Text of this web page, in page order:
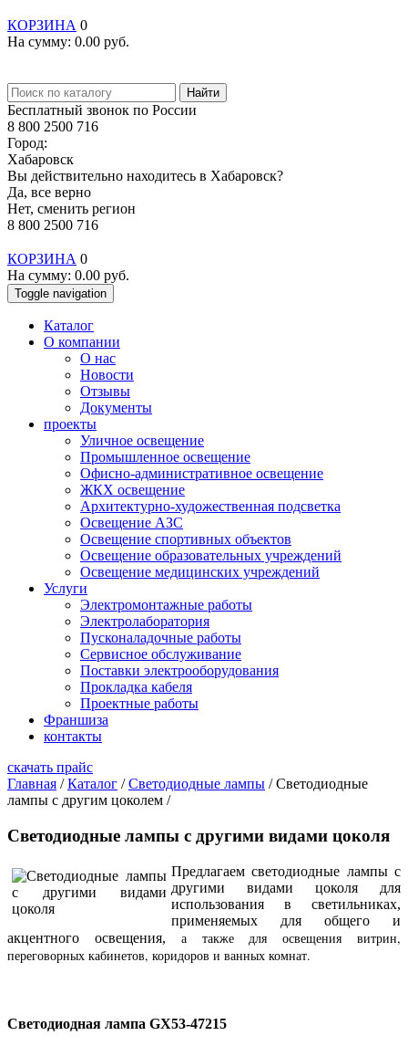
КОРЗИНА 0
На сумму: 0.00 руб.
Найти
Бесплатный звонок по России
8 800 2500 716
Город:
Хабаровск
Вы действительно находитесь в Хабаровск?
Да, все верно
Нет, сменить регион
8 800 2500 716
КОРЗИНА 0
На сумму: 0.00 руб.
Toggle navigation
Каталог
О компании
О нас
Новости
Отзывы
Документы
проекты
Уличное освещение
Промышленное освещение
Офисно-административное освещение
ЖКХ освещение
Архитектурно-художественная подсветка
Освещение АЗС
Освещение спортивных объектов
Освещение образовательных учреждений
Освещение медицинских учреждений
Услуги
Электромонтажные работы
Электролаборатория
Пусконаладочные работы
Сервисное обслуживание
Поставки электрооборудования
Прокладка кабеля
Проектные работы
Франшиза
контакты
скачать прайс
Главная / Каталог / Светодиодные лампы / Светодиодные
лампы с другим цоколем /
Светодиодные лампы с другими видами цоколя
Предлагаем светодиодные лампы с
другими видами цоколя для
использования в светильниках,
применяемых для общего и
акцентного освещения, а также для освещения витрин,
переговорных кабинетов, коридоров и ванных комнат.
Светодиодная лампа GX53-47215